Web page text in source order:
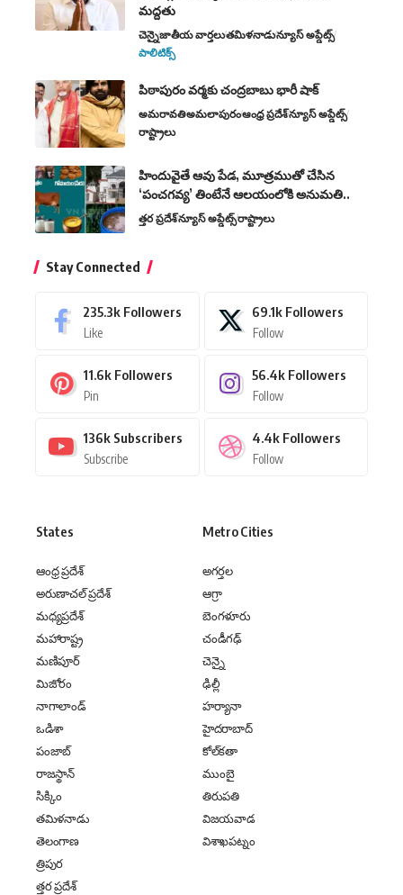
మద్దతు
చెన్నైజాతీయ వార్తలుతమిళనాడున్యూస్ అప్డేట్స్
పాలిటిక్స్
పిఠాపురం వ‌ర్మ‌కు చంద్రబాబు భారీ షాక్
అమరావతిఅమలాపురంఆంధ్ర ప్రదేశ్న్యూస్ అప్డేట్స్
రాష్ట్రాలు
హిందువైతే ఆవు పేడ, మూత్రముతో చేసిన
‘పంచగవ్య’ తింటేనే ఆలయంలోకి అనుమతి..
త్తర ప్రదేశ్న్యూస్ అప్డేట్స్రాష్ట్రాలు
Stay Connected
235.3k Followers
Like
69.1k Followers
Follow
11.6k Followers
Pin
56.4k Followers
Follow
136k Subscribers
Subscribe
4.4k Followers
Follow
States
ఆంధ్ర ప్రదేశ్
అరుణాచల్ ప్రదేశ్
మధ్యప్రదేశ్
మహారాష్ట్ర
మణిపూర్
మిజోరం
నాగాలాండ్
ఒడిశా
పంజాబ్
రాజస్థాన్
సిక్కిం
తమిళనాడు
తెలంగాణ
త్రిపుర
త్తర ప్రదేశ్
Metro Cities
అగర్తల
ఆగ్రా
బెంగళూరు
చండీగఢ్
చెన్నై
ఢిల్లీ
హర్యానా
హైదరాబాద్
కోల్‌కతా
ముంబై
తిరుపతి
విజయవాడ
విశాఖపట్నం